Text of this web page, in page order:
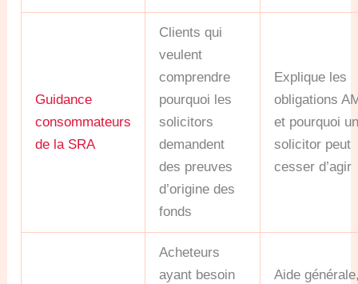
Guidance
consommateurs
de la SRA
Clients qui
veulent
comprendre
pourquoi les
solicitors
demandent
des preuves
d’origine des
fonds
Explique les
obligations
et pourquoi
solicitor peut
cesser d’agir
Acheteurs
ayant besoin
Aide